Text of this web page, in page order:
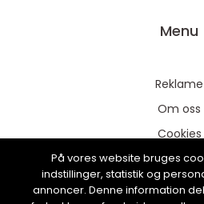
Menu
Reklame
Om oss
Cookies
Kontakt
Sitemap
På vores website bruges
indstillinger, statistik og
annoncer. Denne information